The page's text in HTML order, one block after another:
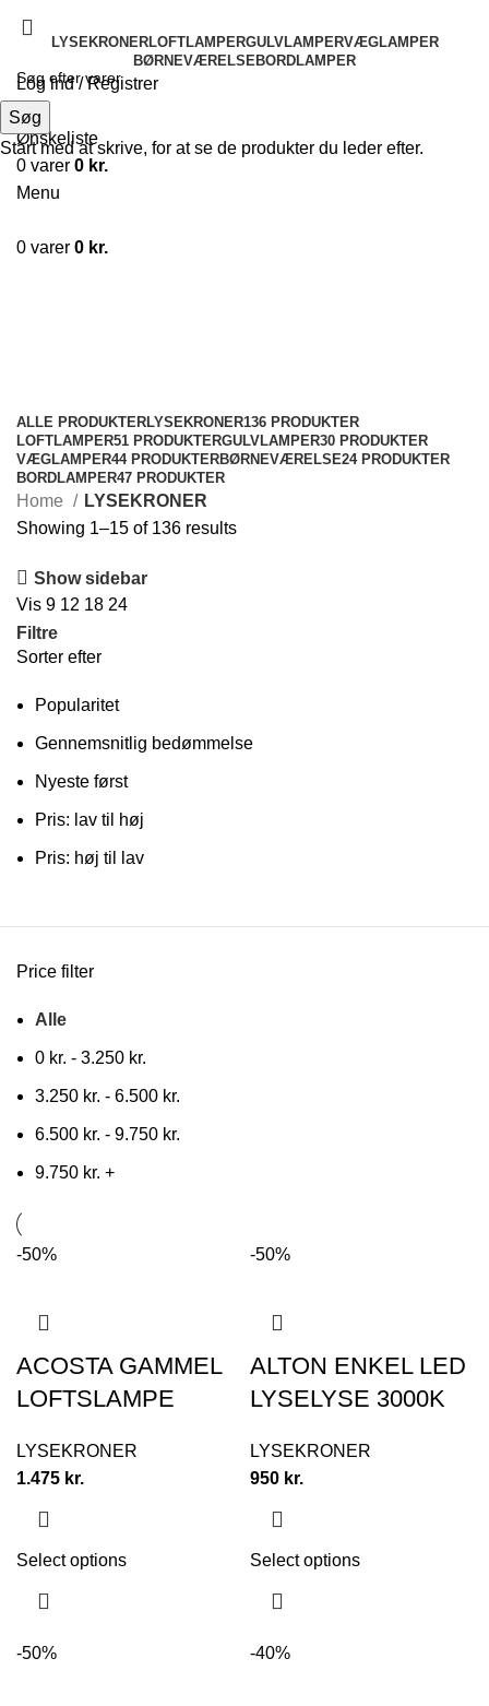
LYSEKRONERLOFTLAMPERGULVLAMPERVÆGLAMPER
BØRNEVÆRELSEBORDLAMPER
Log ind / Registrer
Søg
Ønskeliste
0 varer 0 kr.
Menu
0 varer 0 kr.
ALLE PRODUKTERLYSEKRONER136 PRODUKTER
LOFTLAMPER51 PRODUKTERGULVLAMPER30 PRODUKTER
VÆGLAMPER44 PRODUKTERBØRNEVÆRELSE24 PRODUKTER
BORDLAMPER47 PRODUKTER
Home
LYSEKRONER
Showing 1–15 of 136 results
Show sidebar
Vis 9 12 18 24
Filtre
Sorter efter
Popularitet
Gennemsnitlig bedømmelse
Nyeste først
Pris: lav til høj
Pris: høj til lav
Price filter
Alle
0 kr. - 3.250 kr.
3.250 kr. - 6.500 kr.
6.500 kr. - 9.750 kr.
9.750 kr. +
-50%
ACOSTA GAMMEL
LOFTSLAMPE
LYSEKRONER
1.475 kr.
Select options
-50%
ALTON ENKEL LED
LYSELYSE 3000K
LYSEKRONER
950 kr.
Select options
-50% -40%
Søg
Start med at skrive, for at se de produkter du leder efter.